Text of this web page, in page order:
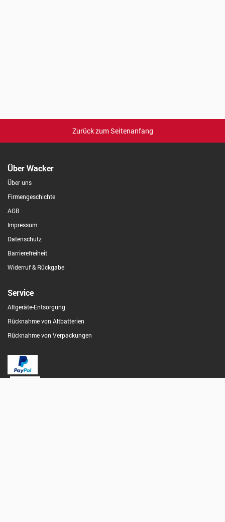
Zurück zum Seitenanfang
Über Wacker
Über uns
Firmengeschichte
AGB
Impressum
Datenschutz
Barrierefreiheit
Widerruf & Rückgabe
Service
Altgeräte-Entsorgung
Rücknahme von Altbatterien
Rücknahme von Verpackungen